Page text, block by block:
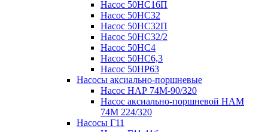
Насос 50НС16П
Насос 50НС32
Насос 50НС32П
Насос 50НС32/2
Насос 50НС4
Насос 50НС6,3
Насос 50НР63
Насосы аксиально-поршневые
Насос НАР 74M-90/320
Насос аксиально-поршневой НАМ
74М 224/320
Насосы Г11